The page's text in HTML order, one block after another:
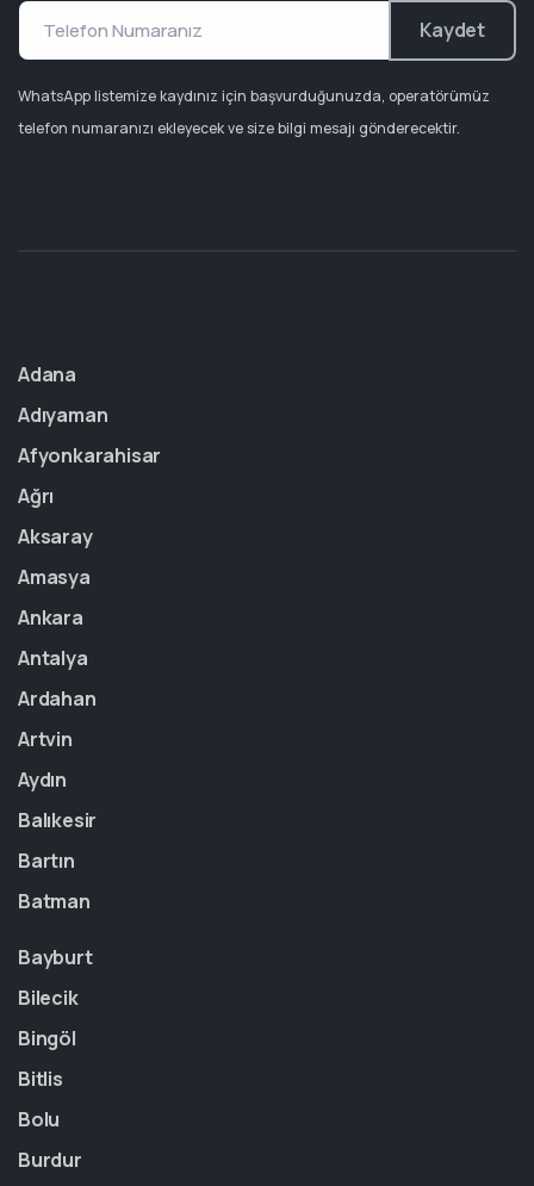
Kaydet
WhatsApp listemize kaydınız için başvurduğunuzda, operatörümüz
telefon numaranızı ekleyecek ve size bilgi mesajı gönderecektir.
Adana
Adıyaman
Afyonkarahisar
Ağrı
Aksaray
Amasya
Ankara
Antalya
Ardahan
Artvin
Aydın
Balıkesir
Bartın
Batman
Bayburt
Bilecik
Bingöl
Bitlis
Bolu
Burdur